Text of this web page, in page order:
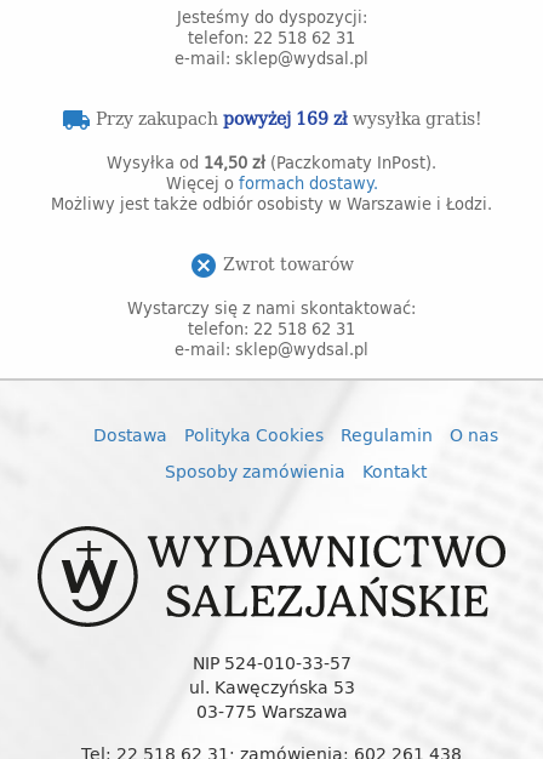
Jesteśmy do dyspozycji:
telefon: 22 518 62 31
e-mail: sklep@wydsal.pl
local_shipping Przy zakupachpowyżej 169 złwysyłka gratis!
Wysyłka od 14,50 zł (Paczkomaty InPost).
Więcej o formach dostawy.
Możliwy jest także odbiór osobisty w Warszawie i Łodzi.
cancel Zwrot towarów
Wystarczy się z nami skontaktować:
telefon: 22 518 62 31
e-mail: sklep@wydsal.pl
Dostawa Polityka Cookies Regulamin
O nas
Sposoby zamówienia
Kontakt
NIP 524-010-33-57
ul. Kawęczyńska 53
03-775 Warszawa
Tel: 22 518 62 31; zamówienia: 602 261 438